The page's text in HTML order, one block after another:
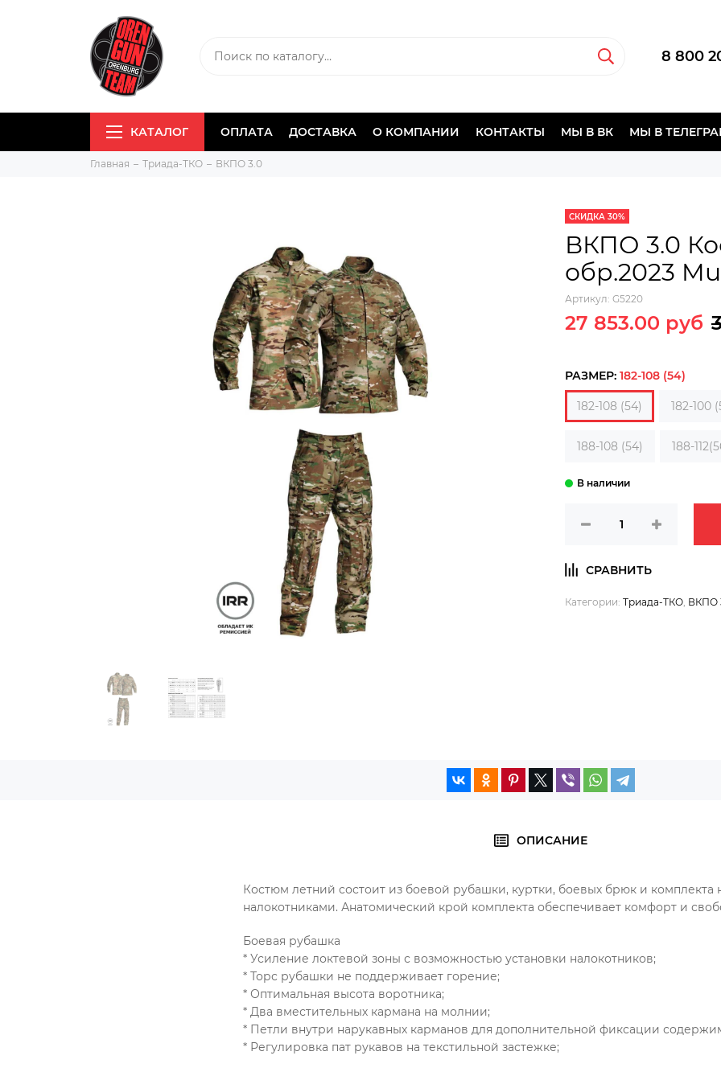
8 800
КАТАЛОГ ОПЛАТА ДОСТАВКА О КОМПАНИИ КОНТАКТЫ МЫ В ВК МЫ В
Главная Триада-ТКО ВКПО 3.0
СКИДКА 30%
ВКПО 3.0
обр.2023
Артикул: G5220
27 853.00 руб
РАЗМЕР: 182-108 (54)
182-108 (54) 182-100
188-108 (54) 188-
Категории: Триада-ТКО ВКПО
ОПИСАНИЕ
Костюм летний состоит из боевой рубашки, куртки, боевых брюк и комплекта
налокотниками. Анатомический крой комплекта обеспечивает комфорт и
Боевая рубашка
* Усиление локтевой зоны с возможностью установки налокотников;
* Торс рубашки не поддерживает горение;
* Оптимальная высота воротника;
* Два вместительных кармана на молнии;
* Петли внутри нарукавных карманов для дополнительной фиксации
* Регулировка пат рукавов на текстильной застежке;